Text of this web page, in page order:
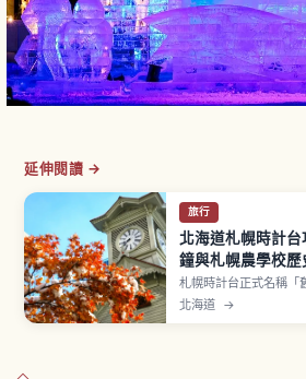
延伸閱讀 →
旅行
北海道札幌時計
鐘與札幌農學校歷
札幌時計台正式名稱「
1878年（明治11年）
增設鐘樓的歷史建築。
北海道 →